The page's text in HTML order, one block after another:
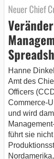
Neuer Chief
Hanne
Amt des
Officers
Commerce-
und wird
führt sie